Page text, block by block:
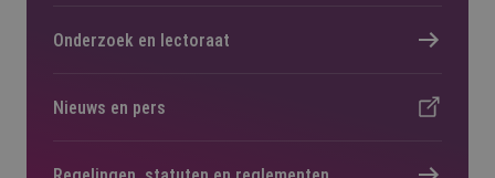
Onderzoek en lectoraat
Nieuws en pers